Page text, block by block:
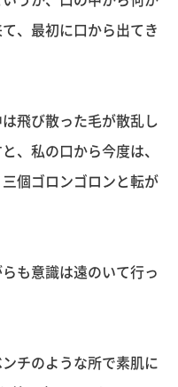
、最初に口から出てき
飛び散った毛が散乱し
、私の口から今度は、
個ゴロンゴロンと転が
も意識は遠のいて行っ
チのような所で素肌に